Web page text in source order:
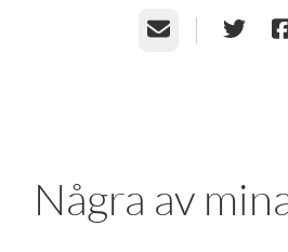
E-post
Några av